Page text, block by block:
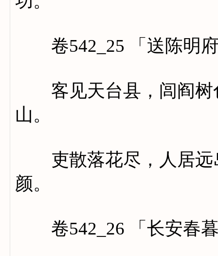
卷542_25 「送陈明府
客见天台县，闾阎树
山。
吏散落花尽，人居远
颜。
卷542_26 「长安春